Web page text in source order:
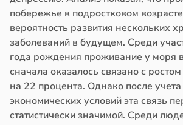
побережье в подростковом
вероятность развития нескольких
заболеваний в будущем. Среди
года рождения проживание у моря
сначала оказалось связано с
на 22 процента. Однако после
экономических условий эта связь
статистически значимой. Среди